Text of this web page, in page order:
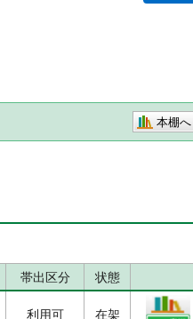
本棚へ
帯出区分 状態
利用可 在架